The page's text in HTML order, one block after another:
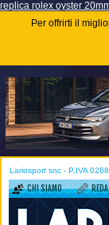
replica rolex oyster
Per offrirti il
Lariosport snc - P.IVA
CHI SIAMO